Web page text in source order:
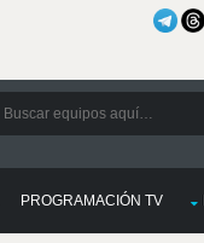
PROGRAMACIÓN TV